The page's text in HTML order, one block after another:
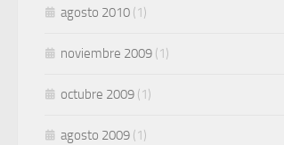
agosto 2010 (1)
noviembre 2009 (1)
octubre 2009 (1)
agosto 2009 (1)